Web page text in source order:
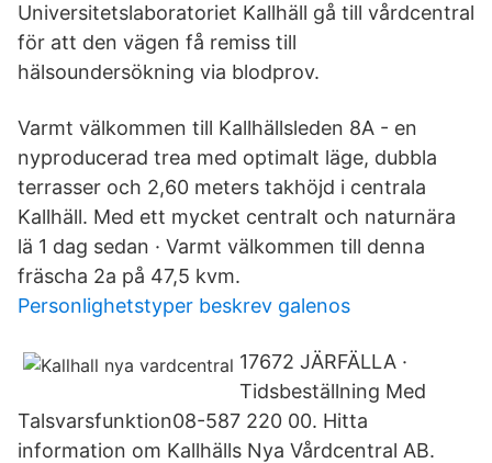
Universitetslaboratoriet Kallhäll gå till vårdcentral
för att den vägen få remiss till
hälsoundersökning via blodprov.
Varmt välkommen till Kallhällsleden 8A - en
nyproducerad trea med optimalt läge, dubbla
terrasser och 2,60 meters takhöjd i centrala
Kallhäll. Med ett mycket centralt och naturnära
lä 1 dag sedan · Varmt välkommen till denna
fräscha 2a på 47,5 kvm.
Personlighetstyper beskrev galenos
17672 JÄRFÄLLA ·
Tidsbeställning Med
Talsvarsfunktion08-587 220 00. Hitta
information om Kallhälls Nya Vårdcentral AB.